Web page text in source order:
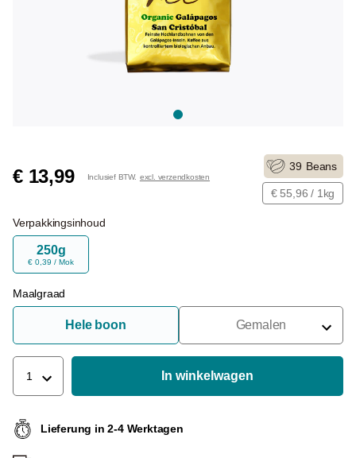
€ 13,99 Inclusief BTW. excl. verzendkosten
39 Beans
€ 55,96 / 1kg
Verpakkingsinhoud
250g
€ 0,39 / Mok
Maalgraad
Hele boon Gemalen
Voor Portafilter
1 In winkelwagen
Lieferung in 2-4 Werktagen